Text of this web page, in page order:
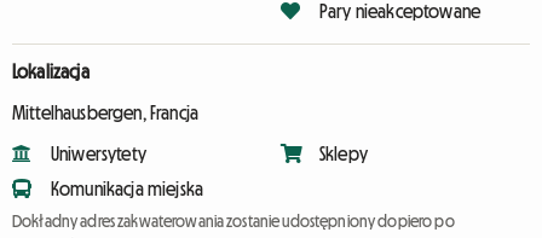
Pary nieakceptowane
Lokalizacja
Mittelhausbergen, Francja
Uniwersytety
Komunikacja miejska
Sklepy
Dokładny adres zakwaterowania zostanie udostępniony dopiero po